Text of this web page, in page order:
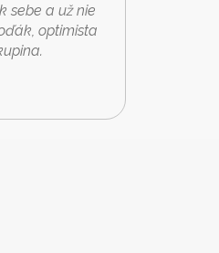
sebe a už nie
optimista